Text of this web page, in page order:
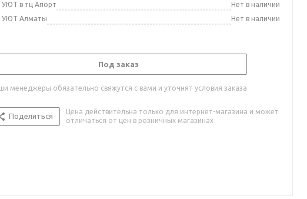
УЮТ в тц Апорт
Нет в наличии
УЮТ Алматы
Нет в наличии
Под заказ
менеджеры обязательно свяжутся с вами и уточнят условия заказа
Поделиться
Цена действительна только для интернет-магазина и может
отличаться от цен в розничных магазинах